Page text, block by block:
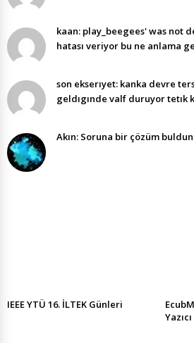
kaan: play_beegees' was not
hatası veriyor bu ne anlama
son ekserıyet: kanka devre
geldıgınde valf duruyor tetık
Akın: Soruna bir çözüm
IEEE YTÜ 16. İLTEK Günleri